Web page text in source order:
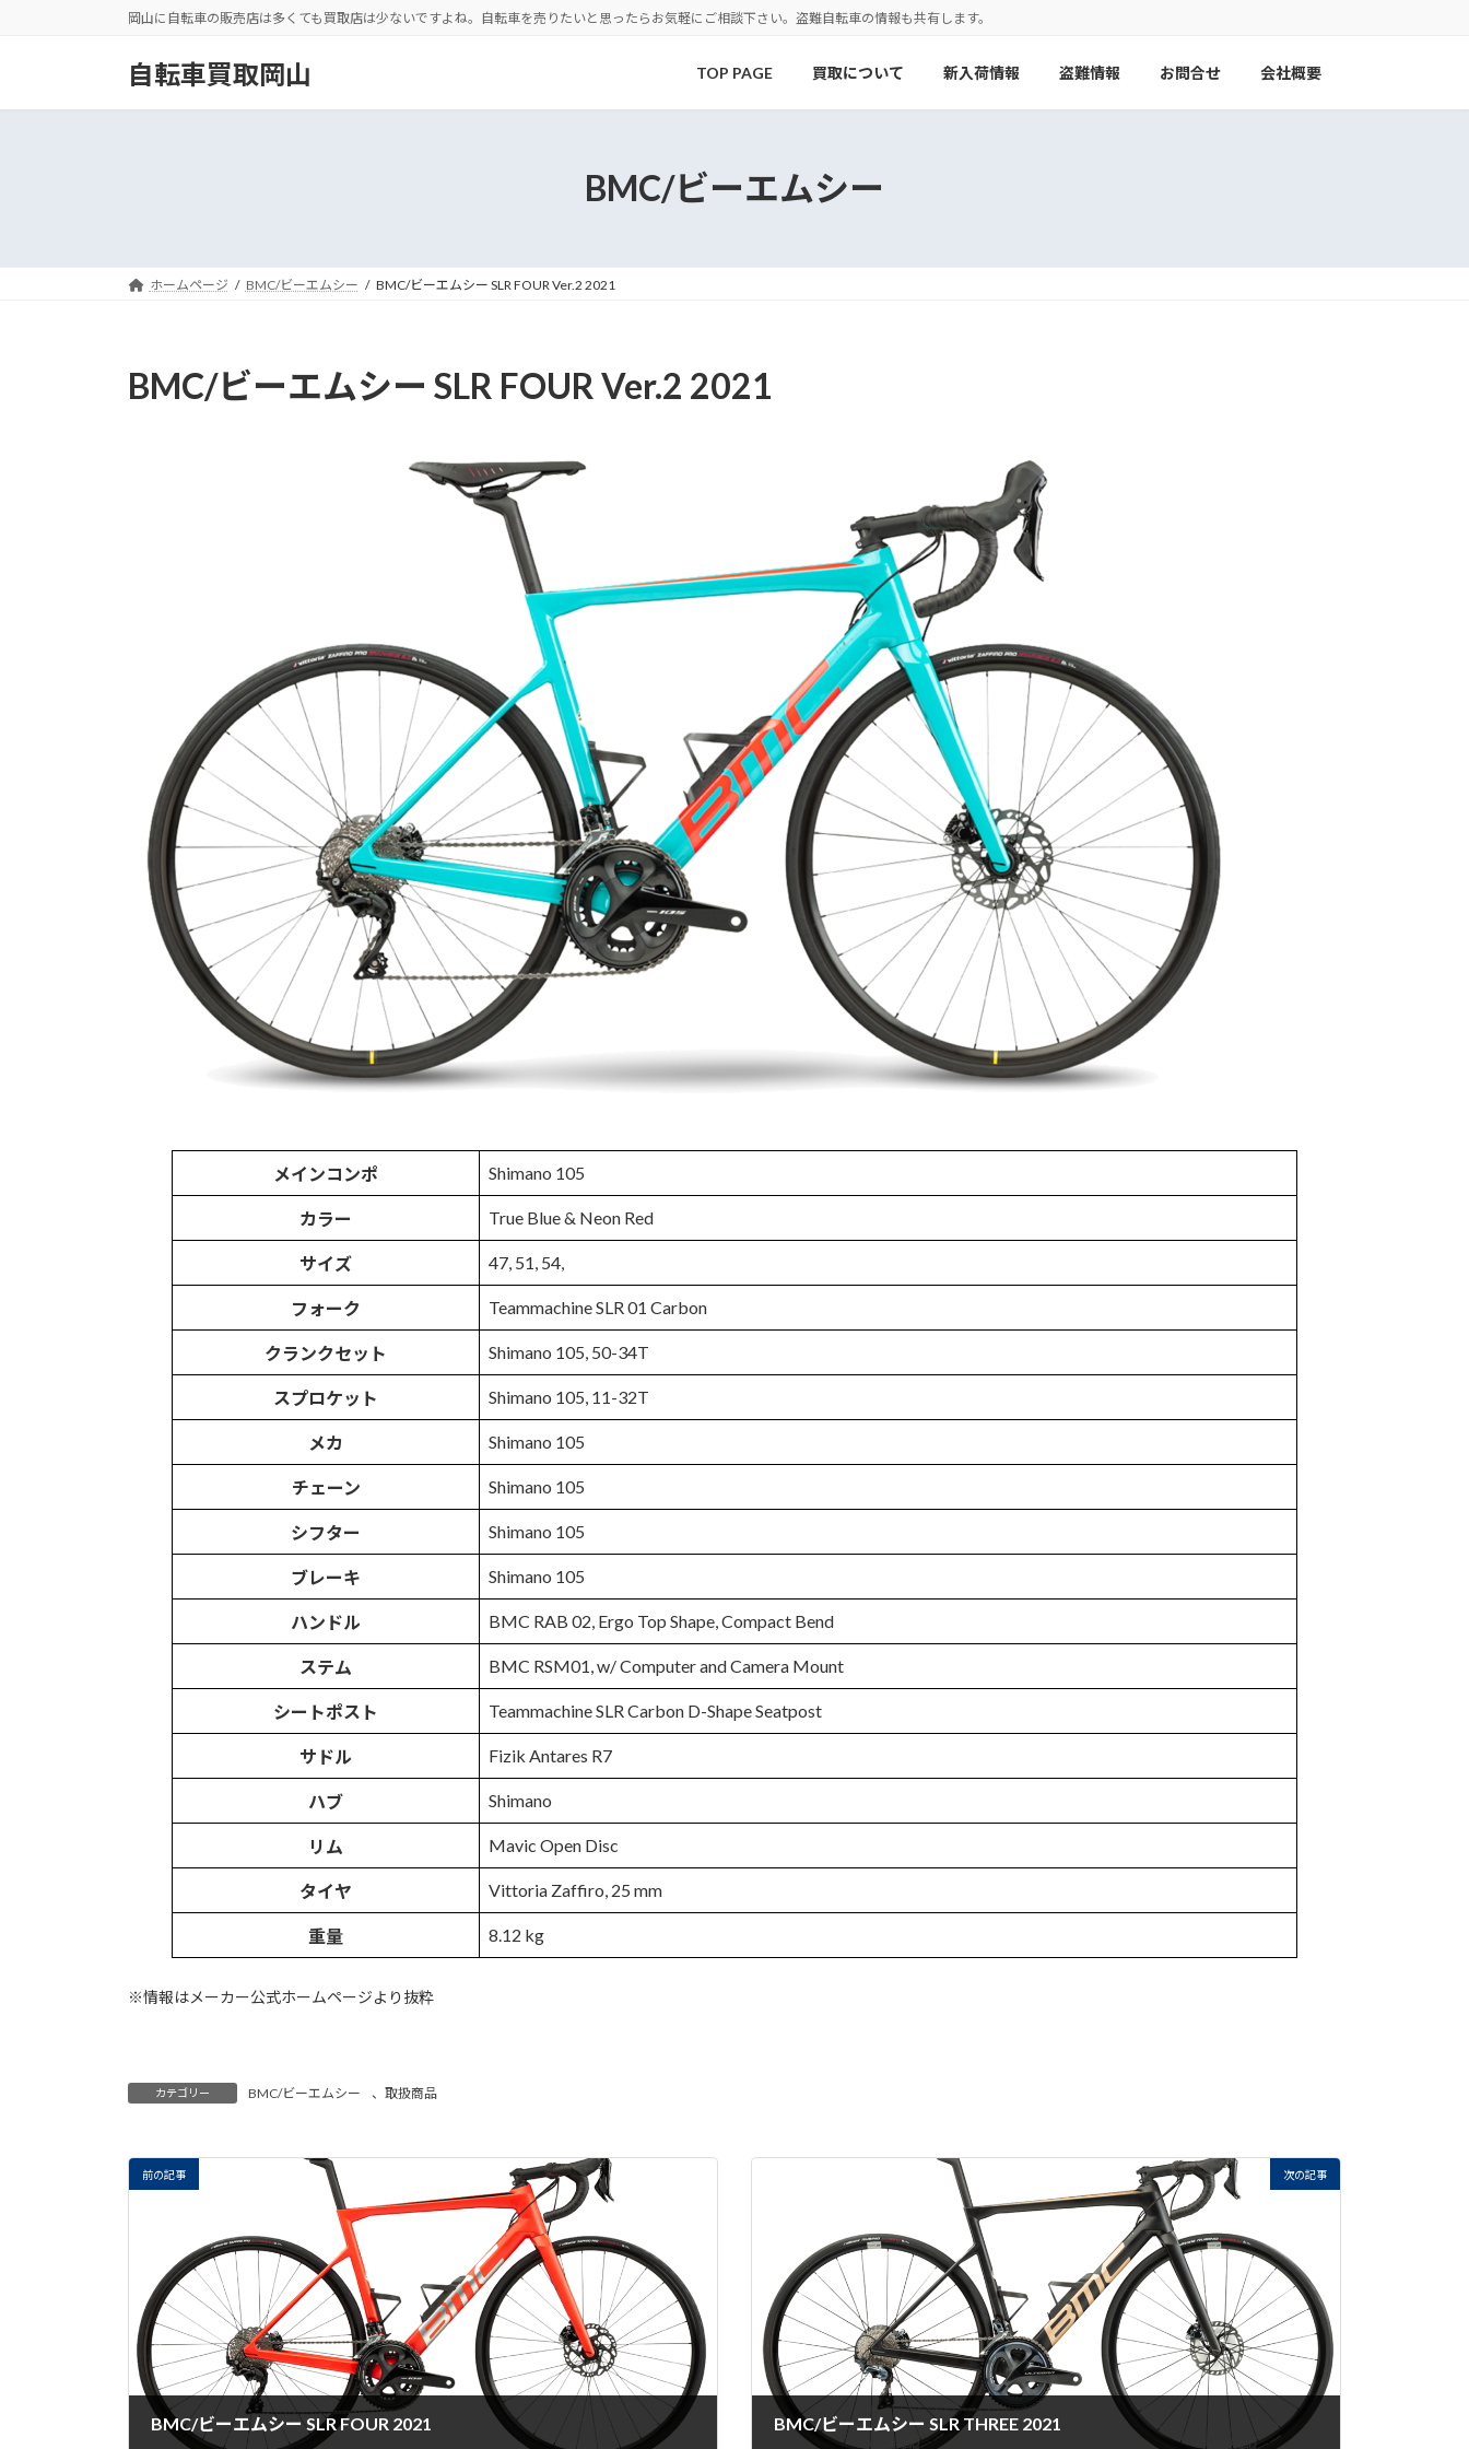
岡山に自転車の販売店は多くても買取店は少ないですよね。自転車を売りたいと思ったらお気軽にご相談下さい。盗難自転車の情報も共有します。
自転車買取岡山 TOP PAGE 買取について 新入荷情報 盗難情報 お問合せ 会社概要
BMC/ビーエムシー
ホームページ BMC/ビーエムシー BMC/ビーエムシー SLR FOUR Ver.2 2021
BMC/ビーエムシー SLR FOUR Ver.2 2021
メインコンポ Shimano 105
カラー True Blue & Neon Red
サイズ 47, 51, 54,
フォーク Teammachine SLR 01 Carbon
クランクセット Shimano 105, 50-34T
スプロケット Shimano 105, 11-32T
メカ Shimano 105
チェーン Shimano 105
シフター Shimano 105
ブレーキ Shimano 105
ハンドル BMC RAB 02, Ergo Top Shape, Compact Bend
ステム BMC RSM01, w/ Computer and Camera Mount
シートポスト Teammachine SLR Carbon D-Shape Seatpost
サドル Fizik Antares R7
ハブ Shimano
リム Mavic Open Disc
タイヤ Vittoria Zaffiro, 25 mm
重量 8.12 kg
※情報はメーカー公式ホームページより抜粋
カテゴリー BMC/ビーエムシー 、 取扱商品
前の記事
BMC/ビーエムシー SLR FOUR 2021
次の記事
BMC/ビーエムシー SLR THREE 2021